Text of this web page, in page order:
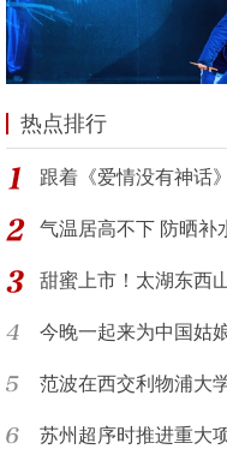
热点排行
跟着《爱情没有神话
气温居高不下 防晒补
甜蜜上市！太湖东西
今晚一起来为中国姑
范波在西交利物浦大
苏州超序时推进重大